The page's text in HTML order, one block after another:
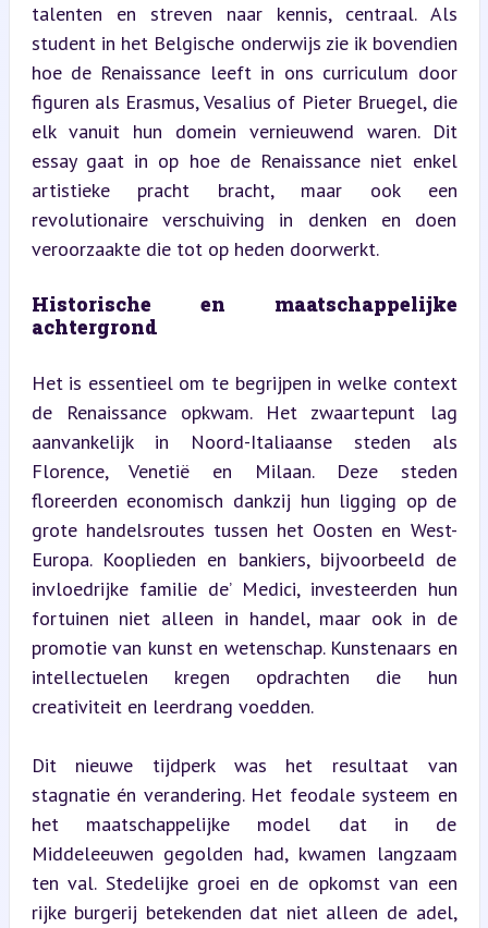
talenten en streven naar kennis, centraal. Als
student in het Belgische onderwijs zie ik bovendien
hoe de Renaissance leeft in ons curriculum door
figuren als Erasmus, Vesalius of Pieter Bruegel, die
elk vanuit hun domein vernieuwend waren. Dit
essay gaat in op hoe de Renaissance niet enkel
artistieke pracht bracht, maar ook een
revolutionaire verschuiving in denken en doen
veroorzaakte die tot op heden doorwerkt.
Historische en maatschappelijke
achtergrond
Het is essentieel om te begrijpen in welke context
de Renaissance opkwam. Het zwaartepunt lag
aanvankelijk in Noord-Italiaanse steden als
Florence, Venetië en Milaan. Deze steden
floreerden economisch dankzij hun ligging op de
grote handelsroutes tussen het Oosten en West-
Europa. Kooplieden en bankiers, bijvoorbeeld de
invloedrijke familie de’ Medici, investeerden hun
fortuinen niet alleen in handel, maar ook in de
promotie van kunst en wetenschap. Kunstenaars en
intellectuelen kregen opdrachten die hun
creativiteit en leerdrang voedden.
Dit nieuwe tijdperk was het resultaat van
stagnatie én verandering. Het feodale systeem en
het maatschappelijke model dat in de
Middeleeuwen gegolden had, kwamen langzaam
ten val. Stedelijke groei en de opkomst van een
rijke burgerij betekenden dat niet alleen de adel,